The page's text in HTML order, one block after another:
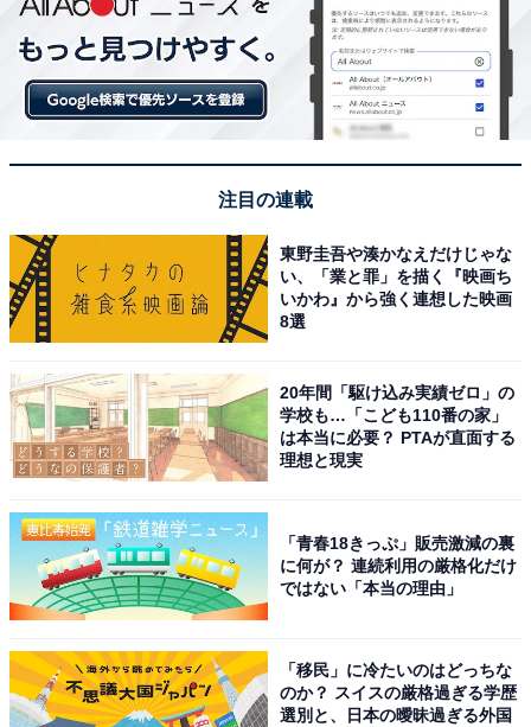
注目の連載
東野圭吾や湊かなえだけじゃな
い、「業と罪」を描く『映画ち
いかわ』から強く連想した映画
8選
20年間「駆け込み実績ゼロ」の
学校も…「こども110番の家」
は本当に必要？ PTAが直面する
理想と現実
「青春18きっぷ」販売激減の裏
に何が？ 連続利用の厳格化だけ
ではない「本当の理由」
「移民」に冷たいのはどっちな
のか？ スイスの厳格過ぎる学歴
選別と、日本の曖昧過ぎる外国